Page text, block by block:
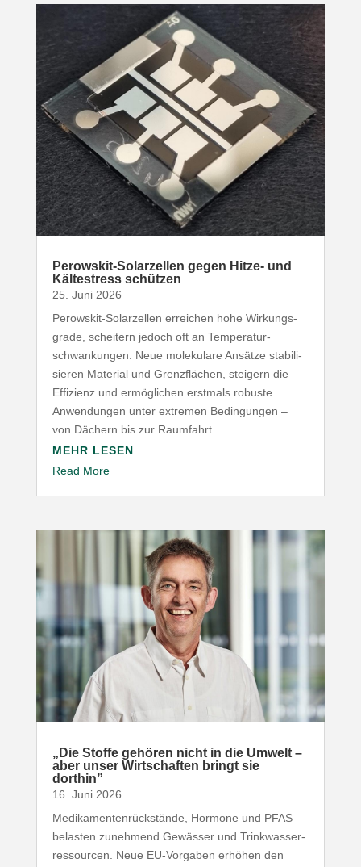
Perowskit-​Solarzellen gegen Hitze- und
Kälte­stress schützen
25. Juni 2026
Perowskit-​Solarzellen erreichen hohe Wirkungs­
grade, scheitern jedoch oft an Tempe­ra­tur­
schwan­kungen. Neue mole­kulare Ansätze stabi­li­
sieren Material und Grenz­flächen, steigern die
Effizienz und ermög­lichen erstmals robuste
Anwen­dungen unter extremen Bedin­gungen –
von Dächern bis zur Raumfahrt.
MEHR LESEN
Read More
„ Die Stoffe gehören nicht in die Umwelt –
aber unser Wirt­schaften bringt sie
dorthin”
16. Juni 2026
Medi­ka­men­ten­rück­stände, Hormone und PFAS
belasten zunehmend Gewässer und Trink­was­ser­
res­sourcen. Neue EU-​Vorgaben erhöhen den